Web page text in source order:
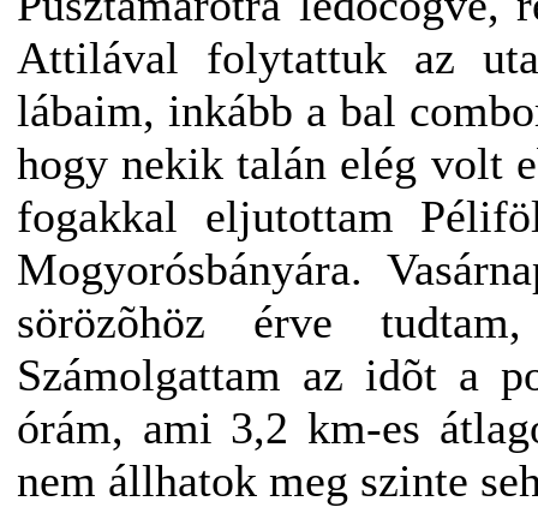
Attilával folytattuk az
lábaim, inkább a bal
hogy nekik talán elég volt
fogakkal eljutottam
Mogyorósbányára.
sörözõhöz érve
Számolgattam az idõt a
órám, ami 3,2 km-es
nem állhatok meg szinte